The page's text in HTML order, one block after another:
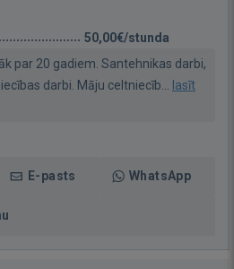
50,00€/stunda
par 20 gadiem. Santehnikas darbi,
darbi. Māju celtniecīb...
lasīt
E-pasts WhatsApp